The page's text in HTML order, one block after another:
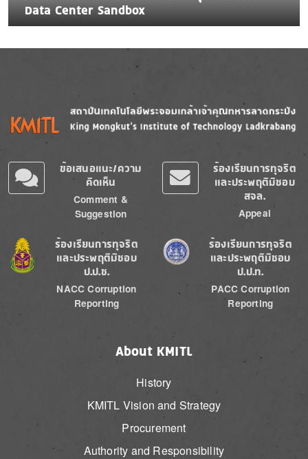
Data Center Sandbox
Image
ข้อเสนอแนะ/ความ
คิดเห็น
Comment &
Suggestion
ร้องเรียนการทุจริต
และประพฤติมิชอบ
สจล.
Appeal
Image
ร้องเรียนการทุจริต
และประพฤติมิชอบ
ป.ป.ช.
NACC Corruption
Reporting
Image
ร้องเรียนการทุจริต
และประพฤติมิชอบ
ป.ป.ท.
PACC Corruption
Reporting
About KMITL
History
KMITL Vision and Strategy
Procurement
Authority and Responsibility